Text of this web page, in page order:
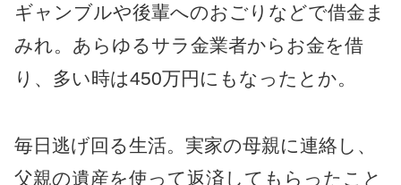
ギャンブルや後輩へのおごりなどで借金ま
みれ。あらゆるサラ金業者からお金を借
り、多い時は450万円にもなったとか。
毎日逃げ回る生活。実家の母親に連絡し、
父親の遺産を使って返済してもらったこと